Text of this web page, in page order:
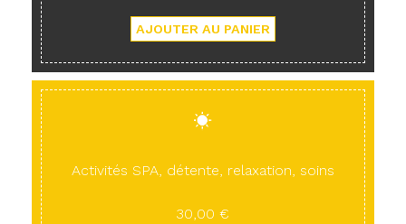
Activités SPA, détente, relaxation, soins
30,00 €